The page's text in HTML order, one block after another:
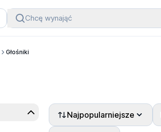
Chcę wynająć
Głośniki
Najpopularniejsze